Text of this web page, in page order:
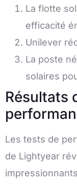
La flotte
efficacité
Unilever
La poste
solaires
Résultats
Les tests de
de Lightyear